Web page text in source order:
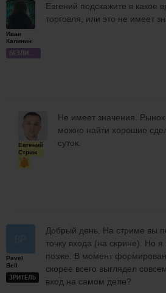
Иван
Калинин
БЕЗЛИМИТ
Евгений подскажите в какое
торговля, или это не имеет
Евгений
Стриж
Не имеет значения.
можно найти хорошие
суток.
Pavel
Bell
ЗРИТЕЛЬ
Добрый день. На стриме вы
точку входа (на скрине). Но
позже. В момент
скорее всего выглядел
вход на самом деле?